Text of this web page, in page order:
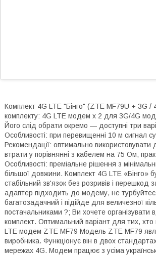
Комплект 4G LTE "Бінго" (ZTE MF79U + 3G
комплекту: 4G LTE модем х 2 для 3G/4G
Його слід обрати окремо — доступні три
Особливості: при перевищенні 10 м сигнал
Рекомендації: оптимально використовувати
втрати у порівнянні з кабелем на 75 Ом,
Особливості: преміальне рішення з
більшої довжини. Комплект 4G LTE
стабільний зв'язок без розривів і
адаптер підходить до модему, не
багатозадачний і підійде для величезної
постачальниками ?; Ви хочете організувати
комплект. Оптимальний варіант для тих,
LTE модем ZTE MF79 Модель ZTE MF79
виробника. Функціонує він в двох
мережах 4G. Модем працює з усіма